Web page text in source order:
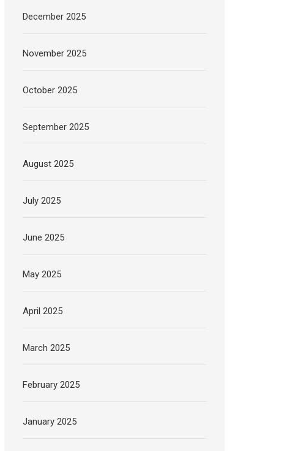
December 2025
November 2025
October 2025
September 2025
August 2025
July 2025
June 2025
May 2025
April 2025
March 2025
February 2025
January 2025